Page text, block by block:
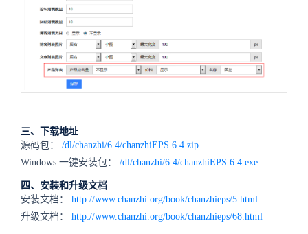
三、下载地址
源码包： /dl/chanzhi/6.4/chanzhiEPS.6.4.zip
Windows 一键安装包： /dl/chanzhi/6.4/chanzhiEPS.6.4.exe
四、安装和升级文档
安装文档：
http://www.chanzhi.org/book/chanzhieps/5.html
升级文档：
http://www.chanzhi.org/book/chanzhieps/68.html